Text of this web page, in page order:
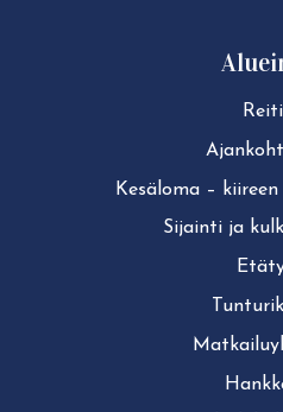
Kesäloma –
Sijainti ja